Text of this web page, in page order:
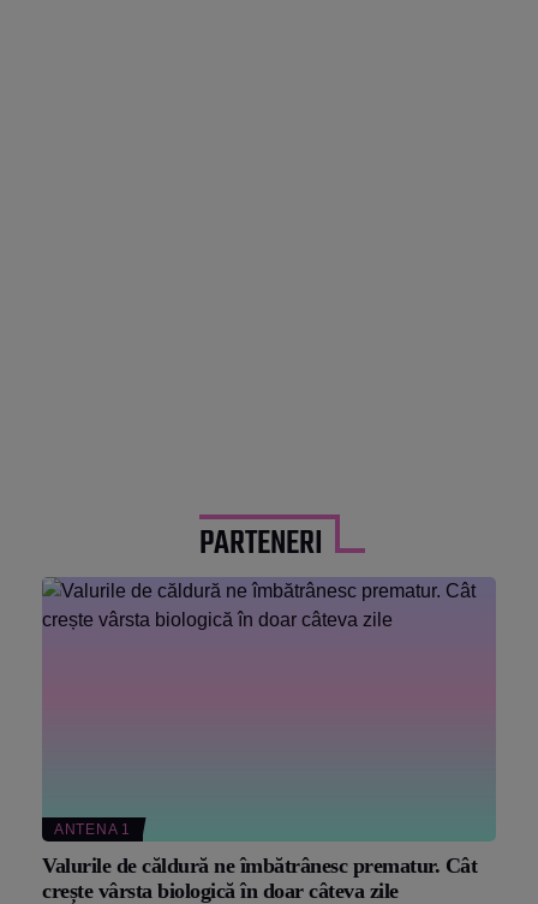
PARTENERI
ANTENA 1
Valurile de căldură ne îmbătrânesc prematur. Cât
crește vârsta biologică în doar câteva zile